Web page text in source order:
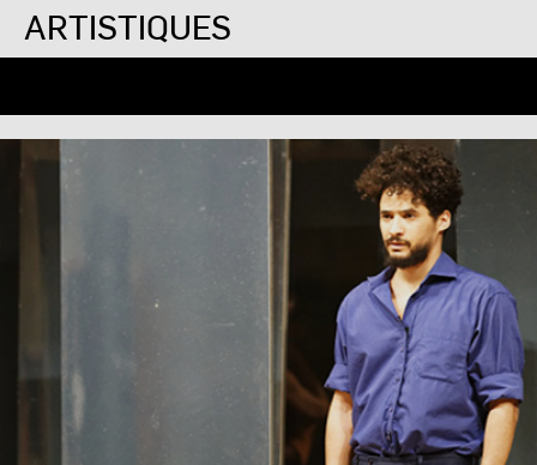
ARTISTIQUES